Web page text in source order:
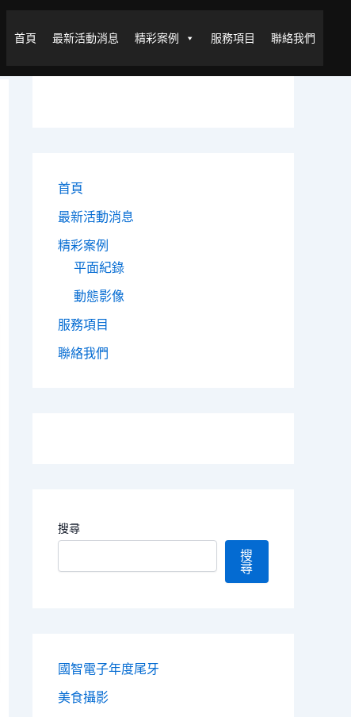
首頁 最新活動消息 精彩案例 服務項目 聯絡我們
首頁
最新活動消息
精彩案例
平面紀錄
動態影像
服務項目
聯絡我們
搜尋
搜
尋
國智電子年度尾牙
美食攝影